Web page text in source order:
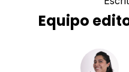
Equipo